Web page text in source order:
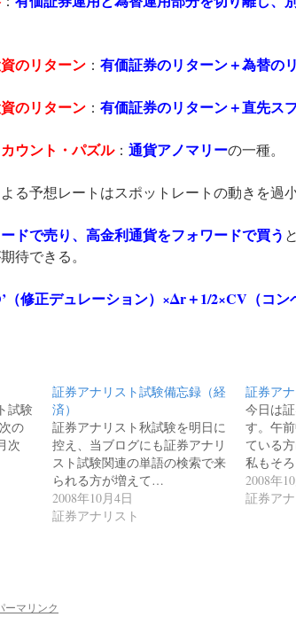
のリターン ： 有価証券のリターン＋為替の
のリターン ： 有価証券のリターン＋直先ス
ウント・パズル： 通貨アノマリーの一種。
る予想レートはスポットレートの動きを過
ドで売り、高金利通貨をフォワードで買う
待できる。
（修正デュレーション）×Δr＋1/2×CV（コ
試験
の
次
証券アナリスト試験備忘録（経
済）
証券アナリスト秋試験を明日に
控え、当ブログにも証券アナリ
スト試験関連の単語の検索で来
られる方が増えて…
2008年10月4日
証券アナリスト
証券ア
今日は
す。午
ている
私もそ
2008年
証券ア
ーマリンク